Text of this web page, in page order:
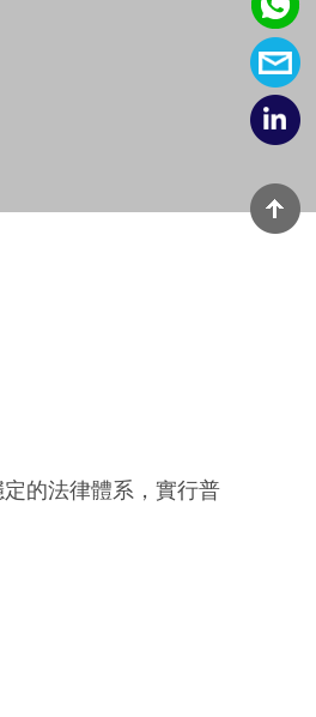
的法律體系，實行普